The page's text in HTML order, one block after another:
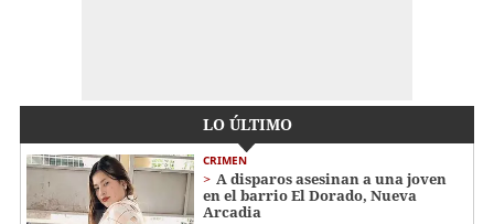
LO ÚLTIMO
CRIMEN
A disparos asesinan a una joven
en el barrio El Dorado, Nueva
Arcadia